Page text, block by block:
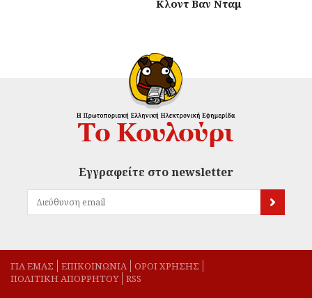
Κλοντ Βαν Νταμ
Εγγραφείτε στο newsletter
ΓΙΑ ΕΜΑΣ EΠΙΚΟΙΝΩΝΙΑ
ΟΡΟΙ ΧΡΗΣΗΣ
ΠΟΛΙΤΙΚΗ ΑΠΟΡΡΗΤΟΥ
RSS